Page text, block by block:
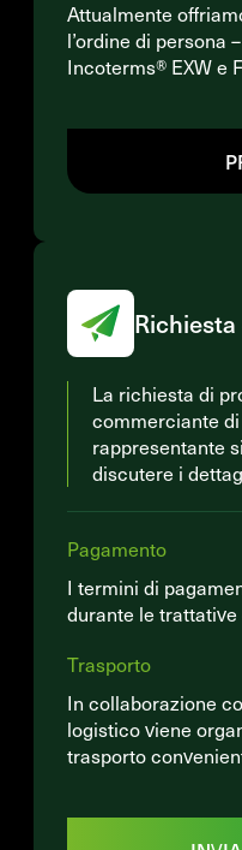
Attualmente
l’ordine di persona
Incoterms® EXW e
La richiesta di
commerciante
rappresentante
discutere i
Pagamento
I termini di
durante le
Trasporto
In collaborazione
logistico viene
trasporto